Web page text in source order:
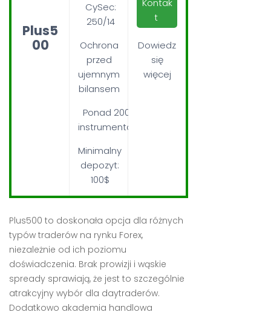
Plus5
00
CySec:
250/14
Ochrona
przed
ujemnym
bilansem
Ponad 2000
instrumentów
Minimalny
depozyt:
100$
Kontak
t
Dowiedz
się
więcej
Plus500 to doskonała opcja dla różnych
typów traderów na rynku Forex,
niezależnie od ich poziomu
doświadczenia. Brak prowizji i wąskie
spready sprawiają, że jest to szczególnie
atrakcyjny wybór dla daytraderów.
Dodatkowo akademia handlowa